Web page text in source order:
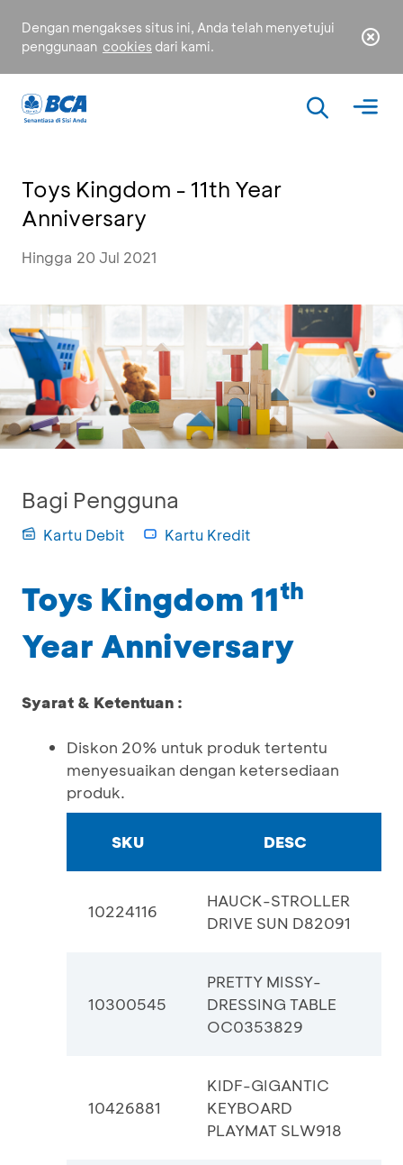
Dengan mengakses situs ini, Anda telah menyetujui
penggunaan cookies dari kami.
Toys Kingdom - 11th Year
Anniversary
Hingga 20 Jul 2021
Bagi Pengguna
Kartu Debit Kartu Kredit
Toys Kingdom 11th
Year Anniversary
Syarat & Ketentuan :
Diskon 20% untuk produk tertentu
menyesuaikan dengan ketersediaan
produk.
SKU DESC
10224116
HAUCK-STROLLER
DRIVE SUN D82091
10300545
PRETTY MISSY-
DRESSING TABLE
OC0353829
10426881
KIDF-GIGANTIC
KEYBOARD
PLAYMAT SLW918